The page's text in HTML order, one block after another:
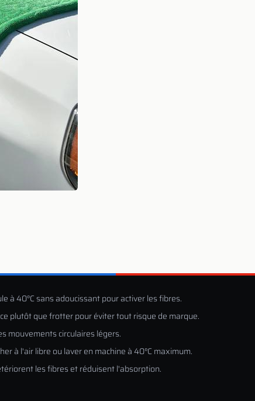
à 40°C sans adoucissant pour activer les fibres.
plutôt que frotter pour éviter tout risque de marque.
mouvements circulaires légers.
à l'air libre ou laver en machine à 40°C maximum.
les fibres et réduisent l'absorption.